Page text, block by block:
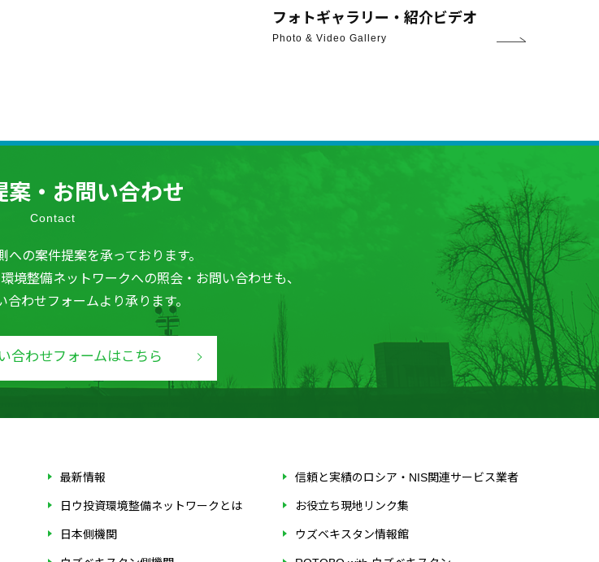
フォトギャラリー・紹介ビデオ
Photo & Video Gallery
案・お問い合わせ
Contact
への案件提案を承っております。
境整備ネットワークへの照会・お問い合わせも、
合わせフォームより承ります。
合わせフォームはこちら
最新情報 信頼と実績のロシア・NIS関連サービス業者
日ウ投資環境整備ネットワークとは お役立ち現地リンク集
日本側機関 ウズベキスタン情報館